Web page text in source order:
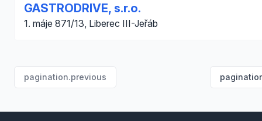
GASTRODRIVE, s.r.o.
1. máje 871/13, Liberec III-Jeřáb
pagination.previous